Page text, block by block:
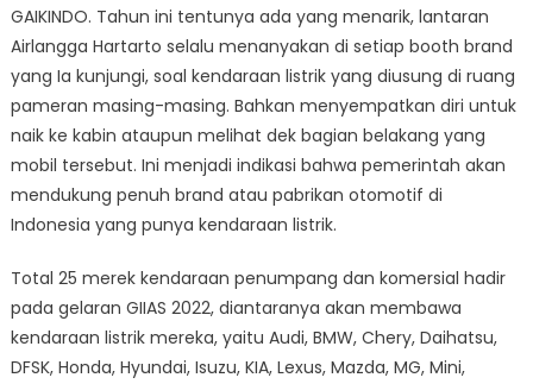
GAIKINDO. Tahun ini tentunya ada yang menarik, lantaran
Airlangga Hartarto selalu menanyakan di setiap booth brand
yang Ia kunjungi, soal kendaraan listrik yang diusung di ruang
pameran masing-masing. Bahkan menyempatkan diri untuk
naik ke kabin ataupun melihat dek bagian belakang yang
mobil tersebut. Ini menjadi indikasi bahwa pemerintah akan
mendukung penuh brand atau pabrikan otomotif di
Indonesia yang punya kendaraan listrik.
Total 25 merek kendaraan penumpang dan komersial hadir
pada gelaran GIIAS 2022, diantaranya akan membawa
kendaraan listrik mereka, yaitu Audi, BMW, Chery, Daihatsu,
DFSK, Honda, Hyundai, Isuzu, KIA, Lexus, Mazda, MG, Mini,